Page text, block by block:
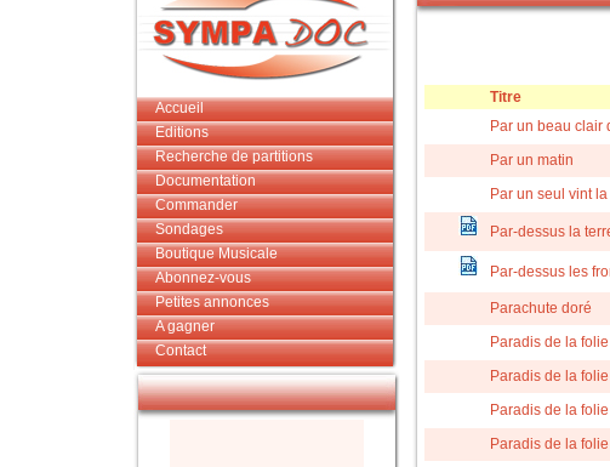
Accueil
Editions
Recherche de partitions
Documentation
Commander
Sondages
Boutique Musicale
Abonnez-vous
Petites annonces
A gagner
Contact
Titre
Par un beau clair
Par un matin
Par un seul vint
Par-dessus la
Par-dessus les
Parachute doré
Paradis de la folie
Paradis de la folie
Paradis de la folie
Paradis de la folie